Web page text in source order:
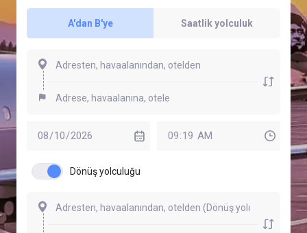
A'dan B'ye Saatlik yolculuk
Dönüş yolculuğu